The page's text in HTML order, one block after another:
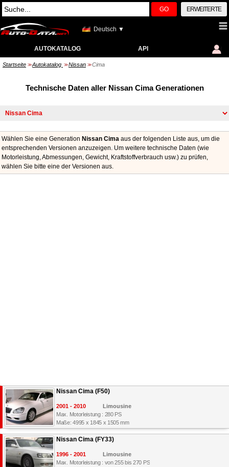
GO ERWEITERTE
Deutsch ▼
AUTOKATALOG API
Startseite >> Autokatalog >> Nissan >> Cima
Technische Daten aller Nissan Cima Generationen
Wählen Sie eine Generation Nissan Cima aus der folgenden Liste aus, um die
entsprechenden Versionen anzuzeigen. Um weitere technische Daten (wie
Motorleistung, Abmessungen, Gewicht, Kraftstoffverbrauch usw.) zu prüfen,
wählen Sie bitte eine der Versionen aus.
Nissan Cima (F50)
2001 - 2010
Limousine
Max. Motorleistung : 280 PS
Maße: 4995 x 1845 x 1505 mm
Nissan Cima (FY33)
1996 - 2001
Limousine
Max. Motorleistung : von 255 bis 270 PS